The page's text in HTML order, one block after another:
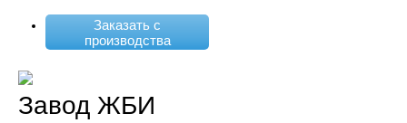
Заказать с
производства
Завод ЖБИ